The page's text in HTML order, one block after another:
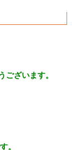
ございます。
。